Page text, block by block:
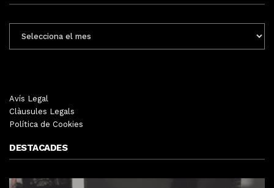
MENSUALS
Avís Legal
Clàusules Legals
Política de Cookies
DESTACADES